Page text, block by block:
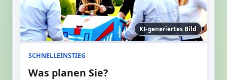
KI-generiertes Bild
SCHNELLEINSTIEG
Was planen Sie?